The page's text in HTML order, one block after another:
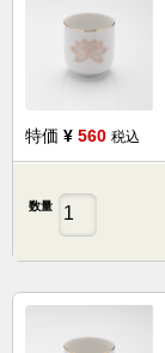
特価 ¥ 560 税込
数量